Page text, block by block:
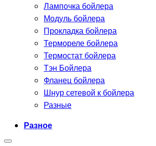
Лампочка бойлера
Модуль бойлера
Прокладка бойлера
Термореле бойлера
Термостат бойлера
Тэн Бойлера
Фланец бойлера
Шнур сетевой к бойлера
Разные
Разное